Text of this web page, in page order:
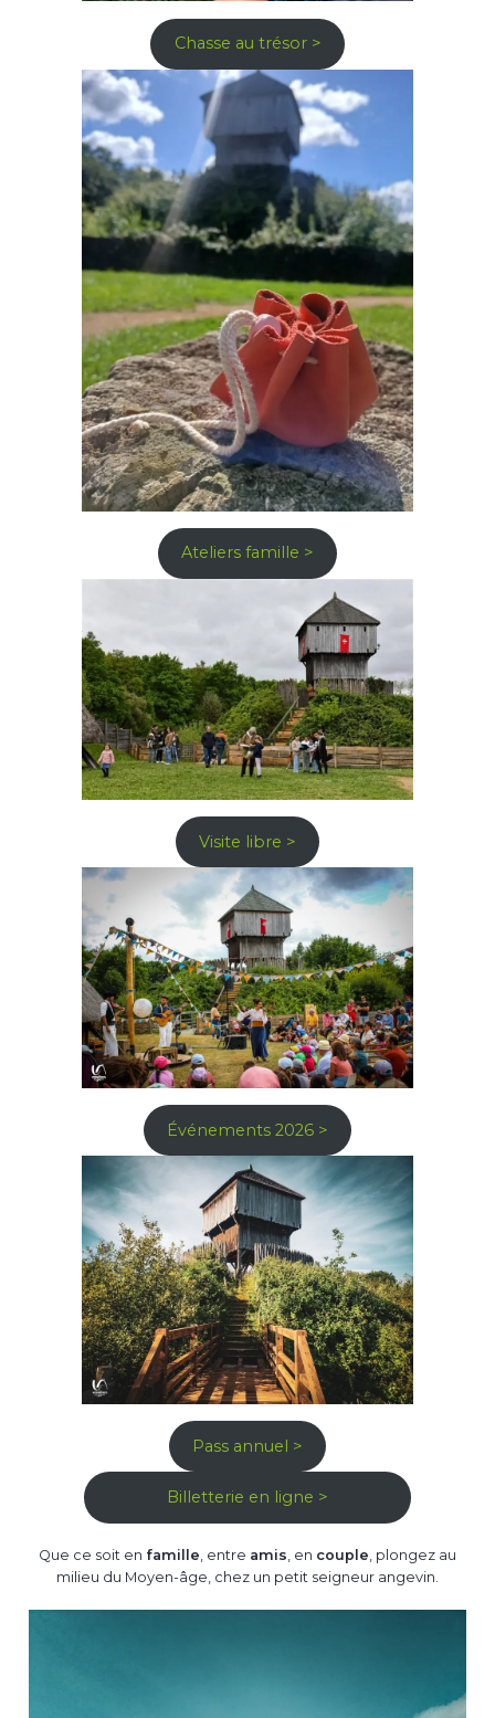
Chasse au trésor >
Ateliers famille >
Visite libre >
Événements 2026 >
Pass annuel >
Billetterie en ligne >
Que ce soit en famille , entre amis , en couple , plongez au
milieu du Moyen-âge, chez un petit seigneur angevin.